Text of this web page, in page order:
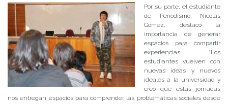
Por su parte, el estudiante
de Periodismo, Nicolás
Gómez, destacó la
importancia de generar
espacios para compartir
experiencias. “Los
estudiantes vuelven con
nuevas ideas y nuevos
ideales a la universidad y
creo que estas jornadas
nos entregan espacios para comprender las problemáticas sociales desde